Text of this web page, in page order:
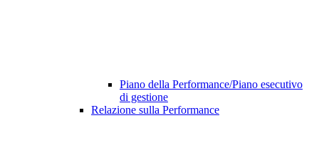
Piano della Performance/Piano esecutivo
di gestione
Relazione sulla Performance